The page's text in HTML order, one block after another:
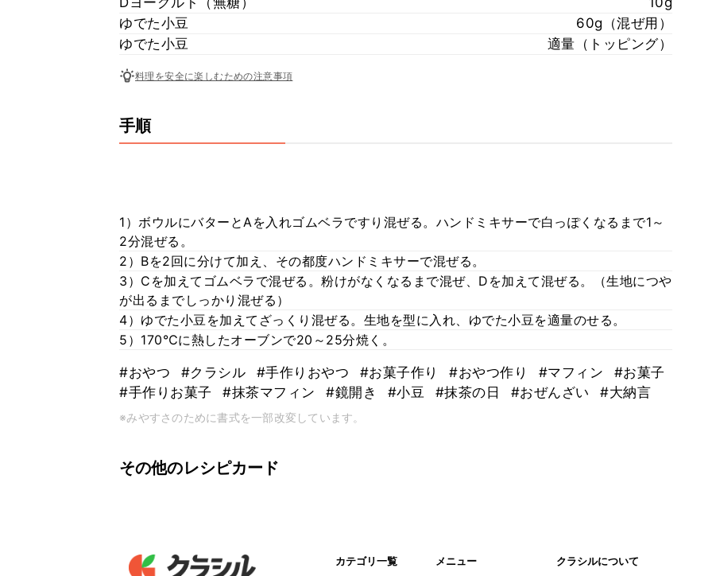
ゆでた小豆
60g（混ぜ用）
ゆでた小豆
適量（トッピング）
料理を安全に楽しむための注意事項
手順
1）ボウルにバターとAを入れゴムベラですり混ぜる。ハンドミキサーで白っぽくなるまで1～
2分混ぜる。
2）Bを2回に分けて加え、その都度ハンドミキサーで混ぜる。
3）Cを加えてゴムベラで混ぜる。粉けがなくなるまで混ぜ、Dを加えて混ぜる。（生地につや
が出るまでしっかり混ぜる）
4）ゆでた小豆を加えてざっくり混ぜる。生地を型に入れ、ゆでた小豆を適量のせる。
5）170℃に熱したオーブンで20～25分焼く。
#おやつ #クラシル #手作りおやつ #お菓子作り #おやつ作り #マフィン
#お菓子
#手作りお菓子
#抹茶マフィン #鏡開き #小豆 #抹茶の日 #おぜんざい #大納言
※みやすさのために書式を一部改変しています。
その他のレシピカード
カテゴリ一覧 メニュー クラシルについて